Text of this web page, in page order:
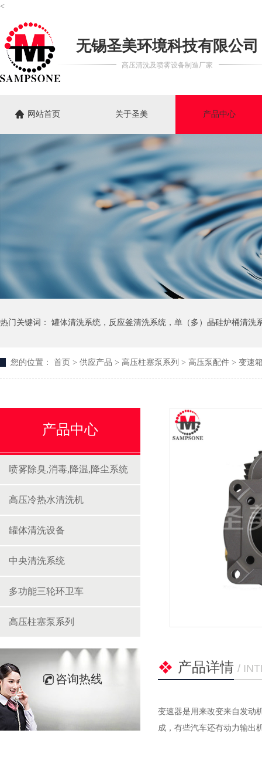
<
无锡圣美环境科技有限公司
高压清洗及喷雾设备制造厂家
网站首页 关于圣美 产品中心
热门关键词： 罐体清洗系统 ， 反应釜清洗系统 ， 单（多）晶硅炉桶清洗
您的位置： 首页 > 供应产品 > 高压柱塞泵系列 > 高压泵配件 > 变速
产品详情 /
变速器是用来改变来自发动
成，有些汽车还有动力输出
产品中心
喷雾除臭,消毒,降温,降尘系统
高压冷热水清洗机
罐体清洗设备
中央清洗系统
多功能三轮环卫车
高压柱塞泵系列
咨询热线